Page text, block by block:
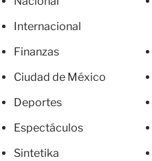
Internacional
Finanzas
Ciudad de México
Deportes
Espectáculos
Sintetika